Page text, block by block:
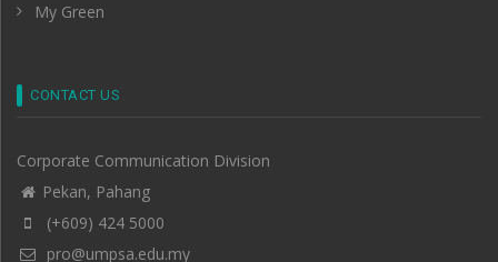
My Green
CONTACT US
Corporate Communication Division
Pekan, Pahang
(+609) 424 5000
pro@umpsa.edu.my